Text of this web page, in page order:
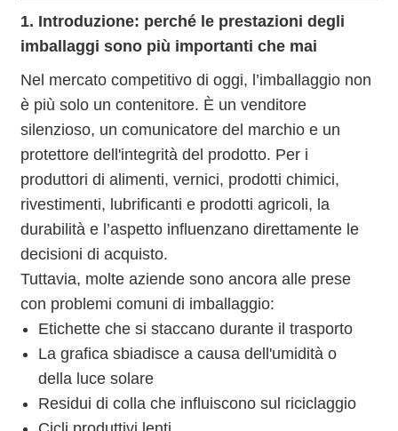
1. Introduzione: perché le prestazioni degli
imballaggi sono più importanti che mai
Nel mercato competitivo di oggi, l’imballaggio non
è più solo un contenitore. È un venditore
silenzioso, un comunicatore del marchio e un
protettore dell'integrità del prodotto. Per i
produttori di alimenti, vernici, prodotti chimici,
rivestimenti, lubrificanti e prodotti agricoli, la
durabilità e l’aspetto influenzano direttamente le
decisioni di acquisto.
Tuttavia, molte aziende sono ancora alle prese
con problemi comuni di imballaggio:
Etichette che si staccano durante il trasporto
La grafica sbiadisce a causa dell'umidità o
della luce solare
Residui di colla che influiscono sul riciclaggio